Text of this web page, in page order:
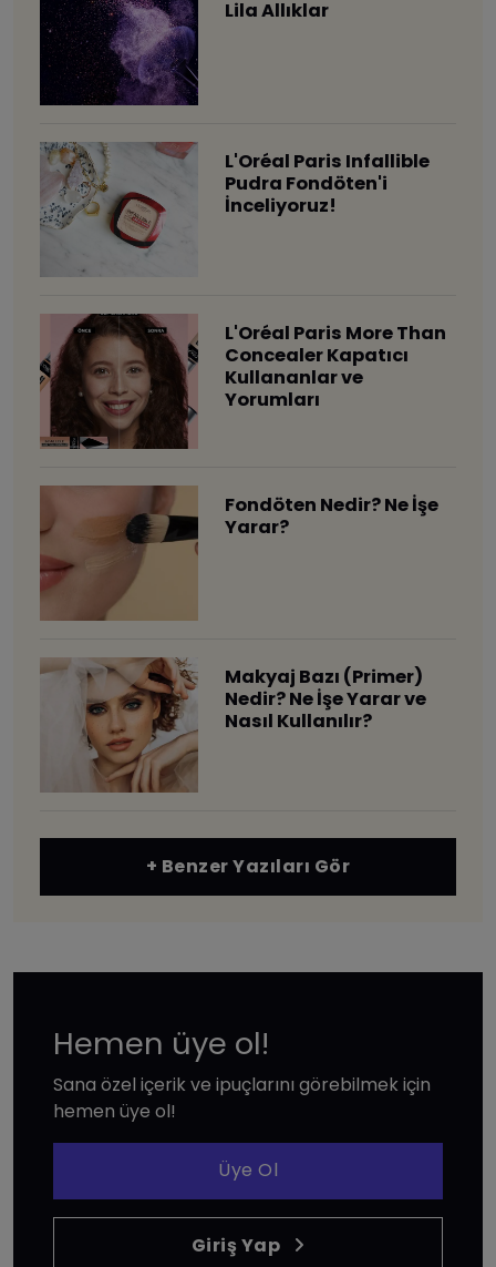
Lila Allıklar
L'Oréal Paris Infallible
Pudra Fondöten'i
İnceliyoruz!
L'Oréal Paris More Than
Concealer Kapatıcı
Kullananlar ve
Yorumları
Fondöten Nedir? Ne İşe
Yarar?
Makyaj Bazı (Primer)
Nedir? Ne İşe Yarar ve
Nasıl Kullanılır?
+ Benzer Yazıları Gör
Hemen üye ol!
Sana özel içerik ve ipuçlarını görebilmek için
hemen üye ol!
Üye Ol
Giriş Yap